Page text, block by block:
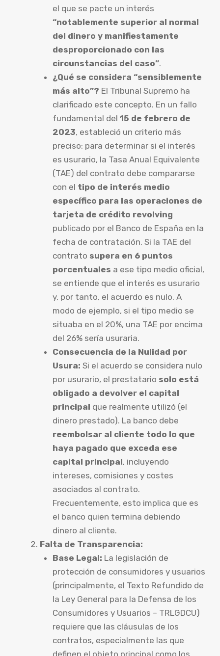
el que se pacte un interés
“notablemente superior al normal
del dinero y manifiestamente
desproporcionado con las
circunstancias del caso”.
¿Qué se considera “sensiblemente
más alto”? El Tribunal Supremo ha
clarificado este concepto. En un fallo
fundamental del 15 de febrero de
2023, estableció un criterio más
preciso: para determinar si el interés
es usurario, la Tasa Anual Equivalente
(TAE) del contrato debe compararse
con el tipo de interés medio
específico para las operaciones de
tarjeta de crédito revolving
publicado por el Banco de España en la
fecha de contratación. Si la TAE del
contrato supera en 6 puntos
porcentuales a ese tipo medio oficial,
se entiende que el interés es usurario
y, por tanto, el acuerdo es nulo. A
modo de ejemplo, si el tipo medio se
situaba en el 20%, una TAE por encima
del 26% sería usuraria.
Consecuencia de la Nulidad por
Usura: Si el acuerdo se considera nulo
por usurario, el prestatario solo está
obligado a devolver el capital
principal que realmente utilizó (el
dinero prestado). La banco debe
reembolsar al cliente todo lo que
haya pagado que exceda ese
capital principal, incluyendo
intereses, comisiones y costes
asociados al contrato.
Frecuentemente, esto implica que es
el banco quien termina debiendo
dinero al cliente.
Falta de Transparencia:
Base Legal: La legislación de
protección de consumidores y usuarios
(principalmente, el Texto Refundido de
la Ley General para la Defensa de los
Consumidores y Usuarios – TRLGDCU)
requiere que las cláusulas de los
contratos, especialmente las que
definen el objeto principal como los